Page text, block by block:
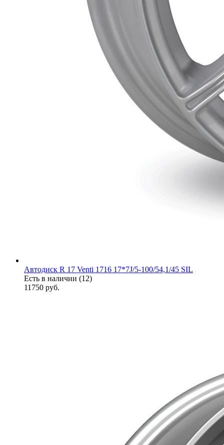
Автодиск R 17 Venti 1716 17*7J/5-100/54,1/45 SIL
Есть в наличии (12)
11750 руб.